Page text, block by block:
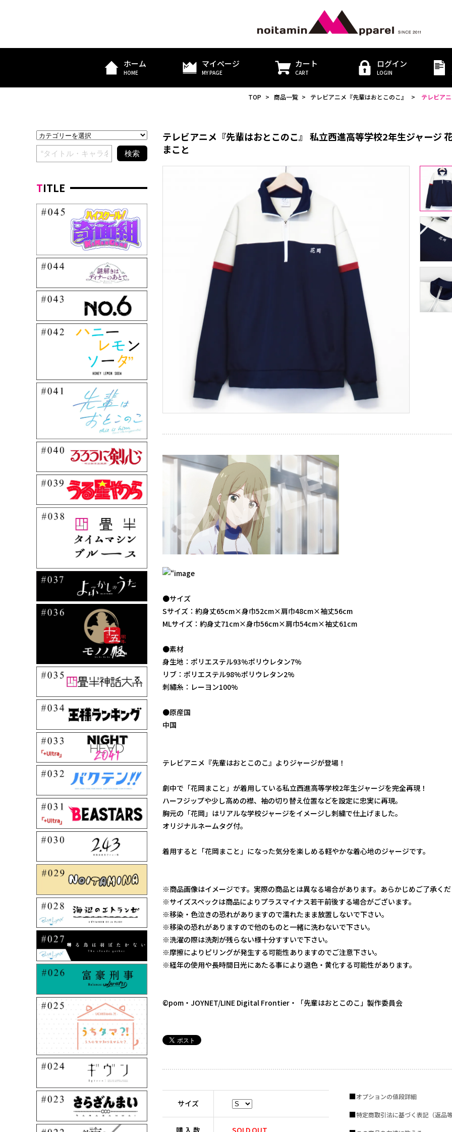
ホーム
HOME
マイページ
MY PAGE
カート
CART
ログイン
LOGIN
TOP > 商品一覧 > テレビアニメ『先輩はおとこのこ』 > テレビア
テレビアニメ『先輩はおとこのこ』 私立西進高等学校2年生ジャージ
まこと
●サイズ
Sサイズ：約身丈65cm×身巾52cm×肩巾48cm×袖丈56cm
MLサイズ：約身丈71cm×身巾56cm×肩巾54cm×袖丈61cm
●素材
身生地：ポリエステル93%ポリウレタン7%
リブ：ポリエステル98%ポリウレタン2%
刺繡糸：レーヨン100%
●原産国
中国
テレビアニメ『先輩はおとこのこ』よりジャージが登場！
劇中で「花岡まこと」が着用している私立西進高等学校2年生ジャージを完全再現！
ハーフジップや少し高めの襟、袖の切り替え位置などを設定に忠実に再現。
胸元の「花岡」はリアルな学校ジャージをイメージし刺繍で仕上げました。
オリジナルネームタグ付。
着用すると「花岡まこと」になった気分を楽しめる軽やかな着心地のジャージです。
※商品画像はイメージです。実際の商品とは異なる場合があります。あらかじめご了承く
※サイズスペックは商品によりプラスマイナス若干前後する場合がございます。
※移染・色泣きの恐れがありますので濡れたまま放置しないで下さい。
※移染の恐れがありますので他のものと一緒に洗わないで下さい。
※洗濯の際は洗剤が残らない様十分すすいで下さい。
※摩擦によりピリングが発生する可能性ありますのでご注意下さい。
※経年の使用や長時間日光にあたる事により退色・黄化する可能性があります。
©pom・JOYNET/LINE Digital Frontier・「先輩はおとこのこ」製作委員会
サイズ
購 入 数 SOLD OUT
オプションの値段詳細
特定商取引法に基づく表記（返品
TITLE